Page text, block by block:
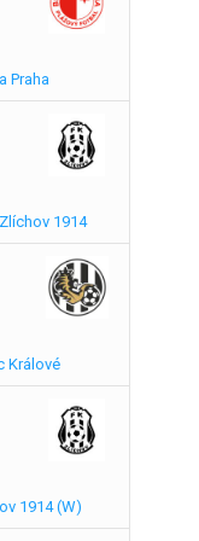
Praha
1914
Králové
1914 (W)